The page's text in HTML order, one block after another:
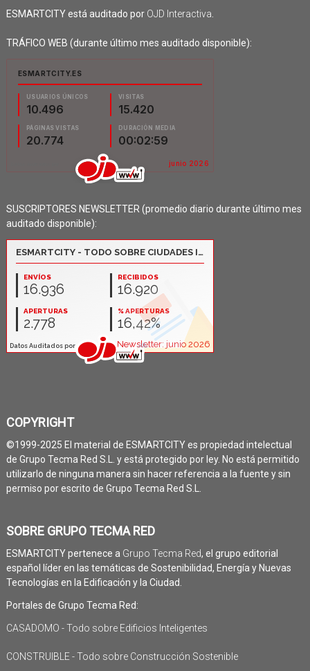
ESMARTCITY está auditado por OJD Interactiva
TRÁFICO WEB (durante último mes auditado disponible):
SUSCRIPTORES NEWSLETTER (promedio diario durante último mes
auditado disponible):
COPYRIGHT
©1999-2025 El material de ESMARTCITY es propiedad intelectual
de Grupo Tecma Red S.L. y está protegido por ley. No está permitido
utilizarlo de ninguna manera sin hacer referencia a la fuente y sin
permiso por escrito de Grupo Tecma Red S.L.
SOBRE GRUPO TECMA RED
ESMARTCITY pertenece a Grupo Tecma Red, el grupo editorial
español líder en las temáticas de Sostenibilidad, Energía y Nuevas
Tecnologías en la Edificación y la Ciudad.
Portales de Grupo Tecma Red:
CASADOMO - Todo sobre Edificios Inteligentes
CONSTRUIBLE - Todo sobre Construcción Sostenible